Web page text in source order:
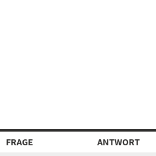
FRAGE
ANTWORT